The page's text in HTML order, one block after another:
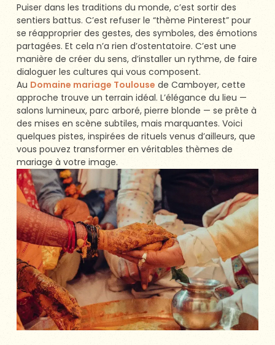
Puiser dans les traditions du monde, c’est sortir des
sentiers battus. C’est refuser le “thème Pinterest” pour
se réapproprier des gestes, des symboles, des émotions
partagées. Et cela n’a rien d’ostentatoire. C’est une
manière de créer du sens, d’installer un rythme, de faire
dialoguer les cultures qui vous composent.
Au Domaine mariage Toulouse de Camboyer, cette
approche trouve un terrain idéal. L’élégance du lieu —
salons lumineux, parc arboré, pierre blonde — se prête à
des mises en scène subtiles, mais marquantes. Voici
quelques pistes, inspirées de rituels venus d’ailleurs, que
vous pouvez transformer en véritables thèmes de
mariage à votre image.